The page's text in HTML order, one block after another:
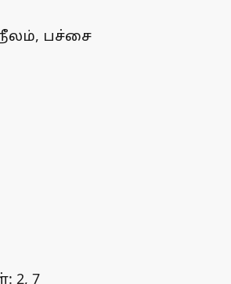
பச்சை
2, 7